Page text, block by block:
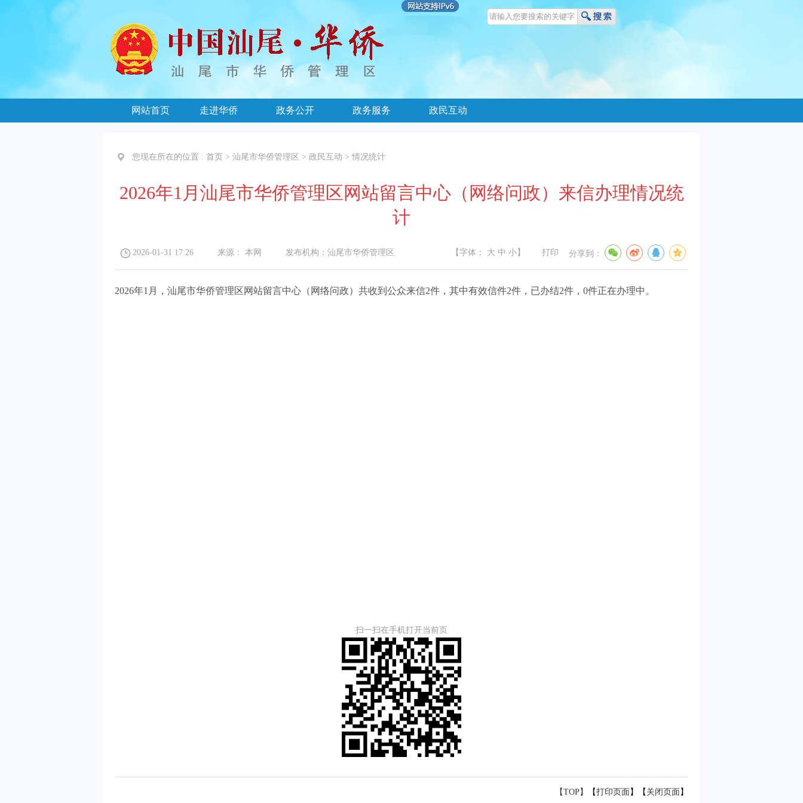
网站首页 走进华侨 政务公开 政务服务 政民互动
您现在所在的位置 : 首页 > 汕尾市华侨管理区 > 政民互动 > 情况统计
2026年1月汕尾市华侨管理区网站留言中心（网络问政）来信办理情况统
计
2026-01-31 17:26 来源： 本网 发布机构： 汕尾市华侨管理区 【字体： 大 中 小 】 打印 分享到：
2026年1月，汕尾市华侨管理区网站留言中心（网络问政）共收到公众来信2件，其中有效信件2件，已办结2件，0件正在办理中。
扫一扫在手机打开当前页
【TOP】 【打印页面 】【 关闭页面 】